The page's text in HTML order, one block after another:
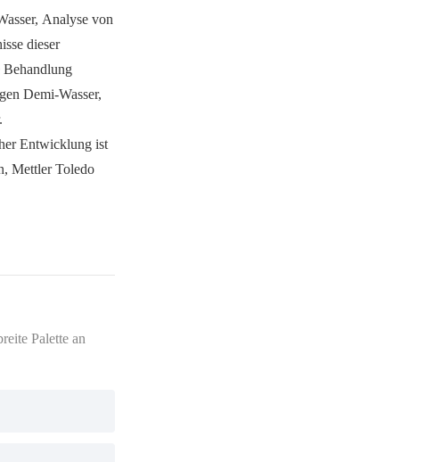
Analyse von
dieser
Behandlung
Demi-Wasser,
Entwicklung ist
Mettler Toledo
Palette an